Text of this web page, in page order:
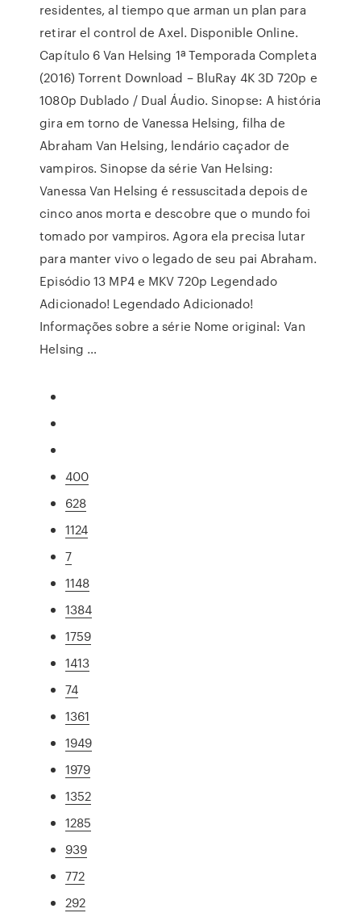
residentes, al tiempo que arman un plan para
retirar el control de Axel. Disponible Online.
Capítulo 6 Van Helsing 1ª Temporada Completa
(2016) Torrent Download – BluRay 4K 3D 720p e
1080p Dublado / Dual Áudio. Sinopse: A história
gira em torno de Vanessa Helsing, filha de
Abraham Van Helsing, lendário caçador de
vampiros. Sinopse da série Van Helsing:
Vanessa Van Helsing é ressuscitada depois de
cinco anos morta e descobre que o mundo foi
tomado por vampiros. Agora ela precisa lutar
para manter vivo o legado de seu pai Abraham.
Episódio 13 MP4 e MKV 720p Legendado
Adicionado! Legendado Adicionado!
Informações sobre a série Nome original: Van
Helsing …
400
628
1124
7
1148
1384
1759
1413
74
1361
1949
1979
1352
1285
939
772
292